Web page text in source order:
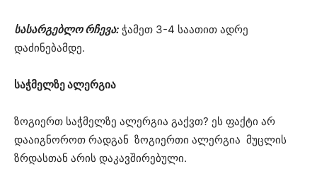
სასარგებლო რჩევა: ჭამეთ 3-4 საათით ადრე
დაძინებამდე.
საჭმელზე ალერგია
ზოგიერთ საჭმელზე ალერგია გაქვთ? ეს ფაქტი არ
დააიგნოროთ რადგან ზოგიერთი ალერგია მუცლის
ზრდასთან არის დაკავშირებული.